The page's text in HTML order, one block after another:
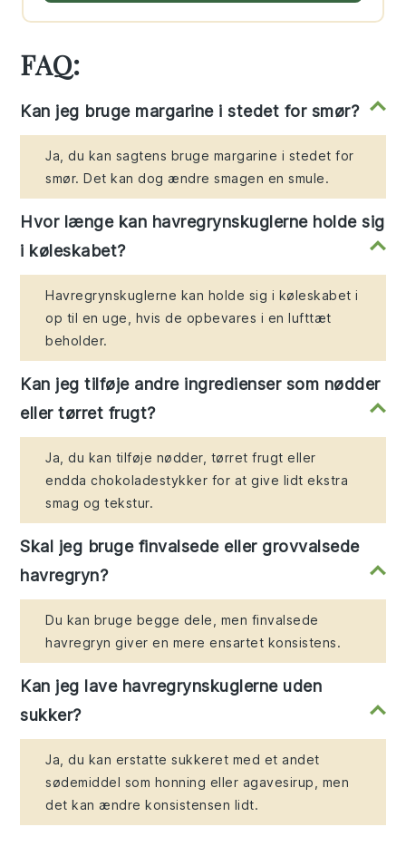
FAQ:
Kan jeg bruge margarine i stedet for smør?
Ja, du kan sagtens bruge margarine i stedet for
smør. Det kan dog ændre smagen en smule.
Hvor længe kan havregrynskuglerne holde sig
i køleskabet?
Havregrynskuglerne kan holde sig i køleskabet i
op til en uge, hvis de opbevares i en lufttæt
beholder.
Kan jeg tilføje andre ingredienser som nødder
eller tørret frugt?
Ja, du kan tilføje nødder, tørret frugt eller
endda chokoladestykker for at give lidt ekstra
smag og tekstur.
Skal jeg bruge finvalsede eller grovvalsede
havregryn?
Du kan bruge begge dele, men finvalsede
havregryn giver en mere ensartet konsistens.
Kan jeg lave havregrynskuglerne uden
sukker?
Ja, du kan erstatte sukkeret med et andet
sødemiddel som honning eller agavesirup, men
det kan ændre konsistensen lidt.